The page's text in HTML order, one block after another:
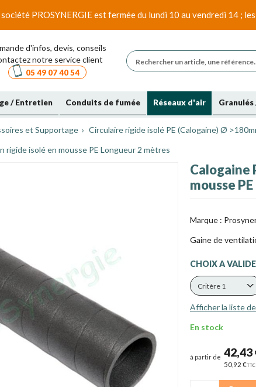
PROSYNERGIE est fermée du lundi 10 au vendredi 14 ;
d'infos, devis, conseils
notre service client
05 49 07 40 54
/ Entretien Conduits de fumée Réseaux d'air Granulés
et Supportage
Circulaire rigide isolé PE (Calogaine) Ø
rigide isolé en mousse PE Longueur 2 mètres
Calogaine
mousse
Marque :
Gaine de
CHOIX A
Critère 1
Afficher la liste
En stock
à partir de 42,43
50,92 €TTC